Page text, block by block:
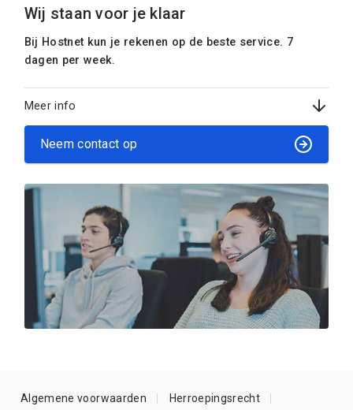
Wij staan voor je klaar
Bij Hostnet kun je rekenen op de beste service. 7
dagen per week.
Meer info
Neem contact op
Algemene voorwaarden Herroepingsrecht